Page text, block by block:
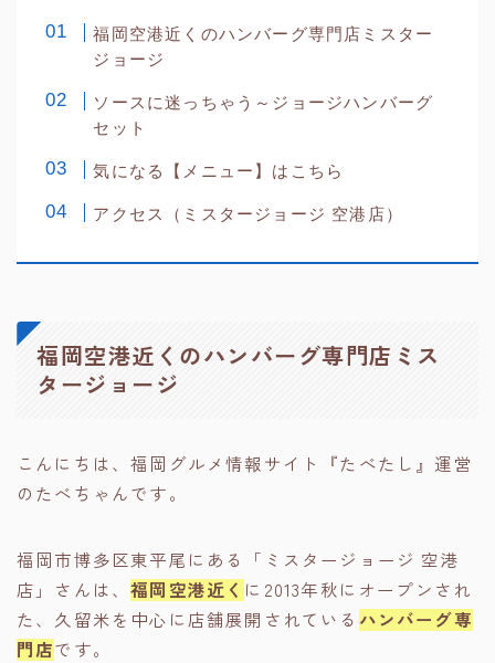
福岡空港近くのハンバーグ専門店ミスター
ジョージ
ソースに迷っちゃう～ジョージハンバーグ
セット
気になる【メニュー】はこちら
アクセス（ミスタージョージ 空港店）
福岡空港近くのハンバーグ専門店ミス
タージョージ
こんにちは、福岡グルメ情報サイト『たべたし』運営
のたべちゃんです。
福岡市博多区東平尾にある「ミスタージョージ 空港
店」さんは、福岡空港近く に2013年秋にオープンされ
た、久留米を中心に店舗展開されている ハンバーグ専
門店です。